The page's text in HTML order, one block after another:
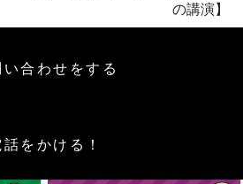
の講演】
い合わせをする
話をかける！